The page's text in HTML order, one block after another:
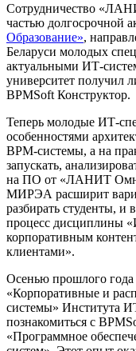
Сотрудничество
частью долгосрочной
Образование»,
Беларуси молодых
актуальными ИТ-
университет получил
BPMSoft Конструктор.
Теперь молодые ИТ-
особенностями
BPM-системы, а на
запускать,
на ПО от «ЛАНИТ
МИРЭА расширит
разбирать студенты, и
процесс дисциплины
корпоративным
клиентами».
Осенью прошлого года
«Корпоративные и
системы» Института
познакомиться с
«Программное